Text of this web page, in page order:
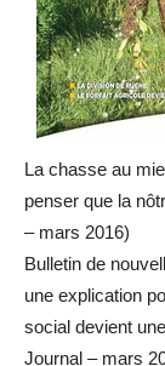
La chasse au
penser que la
– mars 2016)
Bulletin de
une explication
social devient
Journal – mars